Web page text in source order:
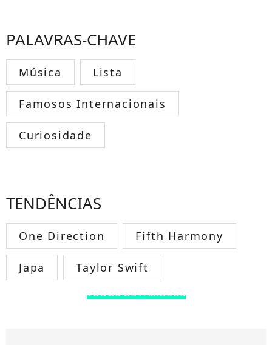
PALAVRAS-CHAVE
Música Lista
Famosos Internacionais
Curiosidade
TENDÊNCIAS
One Direction Fifth Harmony
Japa Taylor Swift
TODOS OS FAMOSOS